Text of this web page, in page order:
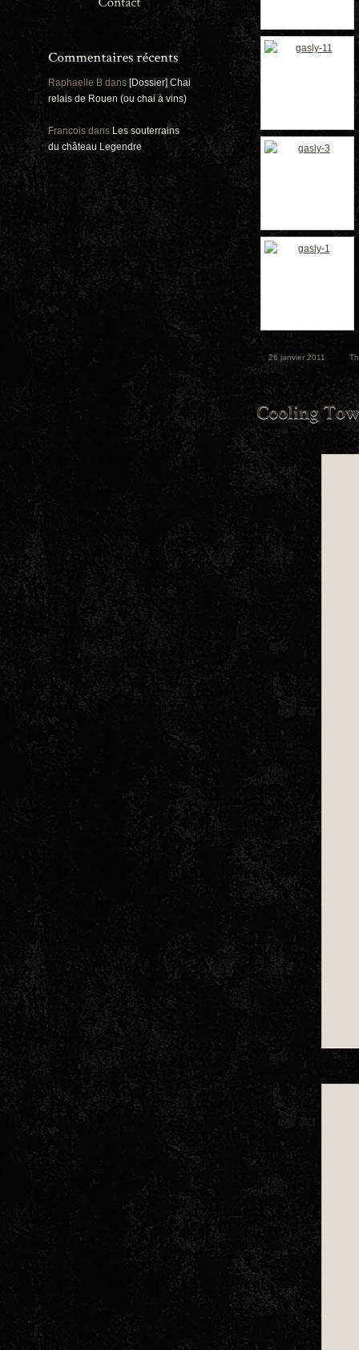
Sports
Urbex
Raphaelle B dans [Dossier] Chai
relais de Rouen (ou chai à vins)
Francois dans Les souterrains
du château Legendre
26 janvier 2011